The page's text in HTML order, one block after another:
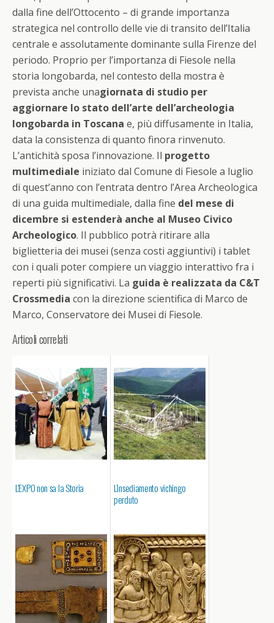
dalla fine dell’Ottocento – di grande importanza
strategica nel controllo delle vie di transito dell’Italia
centrale e assolutamente dominante sulla Firenze del
periodo. Proprio per l’importanza di Fiesole nella
storia longobarda, nel contesto della mostra è
prevista anche unagiornata di studio per
aggiornare lo stato dell’arte dell’archeologia
longobarda in Toscana e, più diffusamente in Italia,
data la consistenza di quanto finora rinvenuto.
L’antichità sposa l’innovazione. Il progetto
multimediale iniziato dal Comune di Fiesole a luglio
di quest’anno con l’entrata dentro l’Area Archeologica
di una guida multimediale, dalla fine del mese di
dicembre si estenderà anche al Museo Civico
Archeologico. Il pubblico potrà ritirare alla
biglietteria dei musei (senza costi aggiuntivi) i tablet
con i quali poter compiere un viaggio interattivo fra i
reperti più significativi. La guida è realizzata da C&T
Crossmedia con la direzione scientifica di Marco de
Marco, Conservatore dei Musei di Fiesole.
Articoli correlati
L'EXPO non sa la Storia
L'insediamento vichingo
perduto